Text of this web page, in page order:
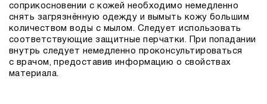
соприкосновении с кожей необходимо немедленно
снять загрязнённую одежду и вымыть кожу большим
количеством воды с мылом. Следует использовать
соответствующие защитные перчатки. При попадании
внутрь следует немедленно проконсультироваться
с врачом, предоставив информацию о свойствах
материала.